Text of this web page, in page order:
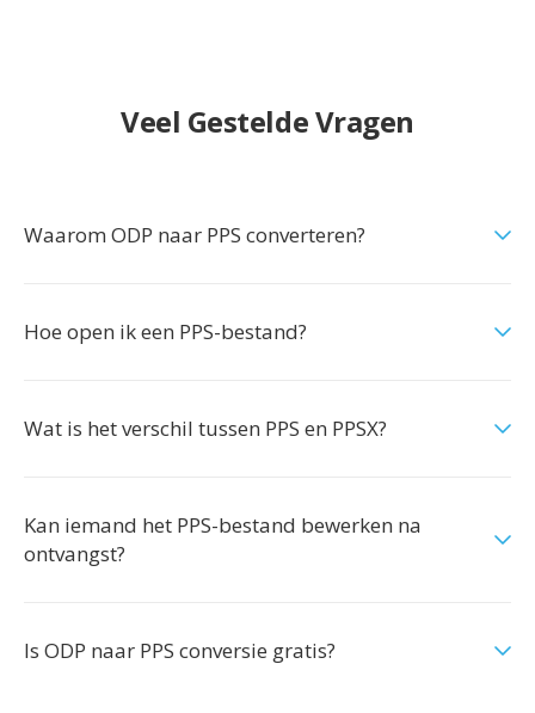
Veel Gestelde Vragen
Waarom ODP naar PPS converteren?
Hoe open ik een PPS-bestand?
Wat is het verschil tussen PPS en PPSX?
Kan iemand het PPS-bestand bewerken na
ontvangst?
Is ODP naar PPS conversie gratis?